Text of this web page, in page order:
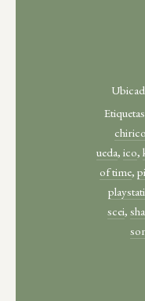
ueda,ico,
of time,
scei,